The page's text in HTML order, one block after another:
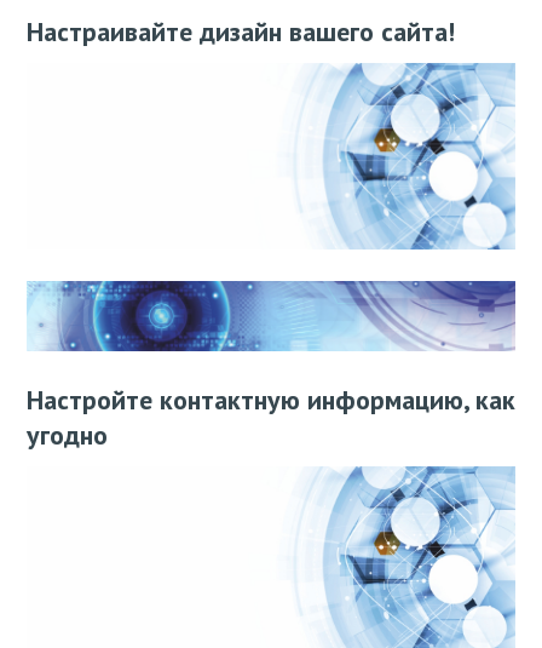
Настраивайте дизайн вашего сайта!
Настройте контактную информацию, как
угодно